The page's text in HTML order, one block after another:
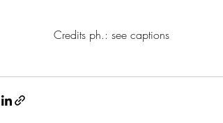
Credits ph.: see captions